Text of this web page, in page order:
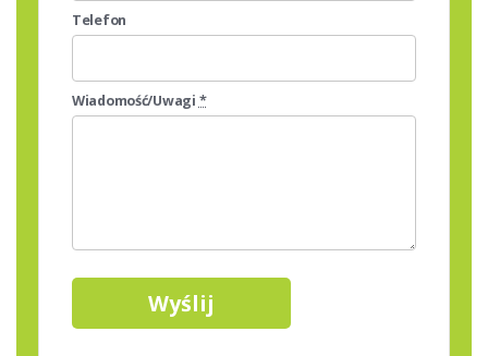
Telefon
Wiadomość/Uwagi *